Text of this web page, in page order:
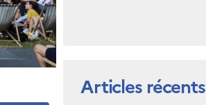
Articles récents